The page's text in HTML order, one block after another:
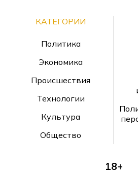
КАТЕГОРИИ
Политика
Экономика
Происшествия
Технологии
Культура
Общество
18+